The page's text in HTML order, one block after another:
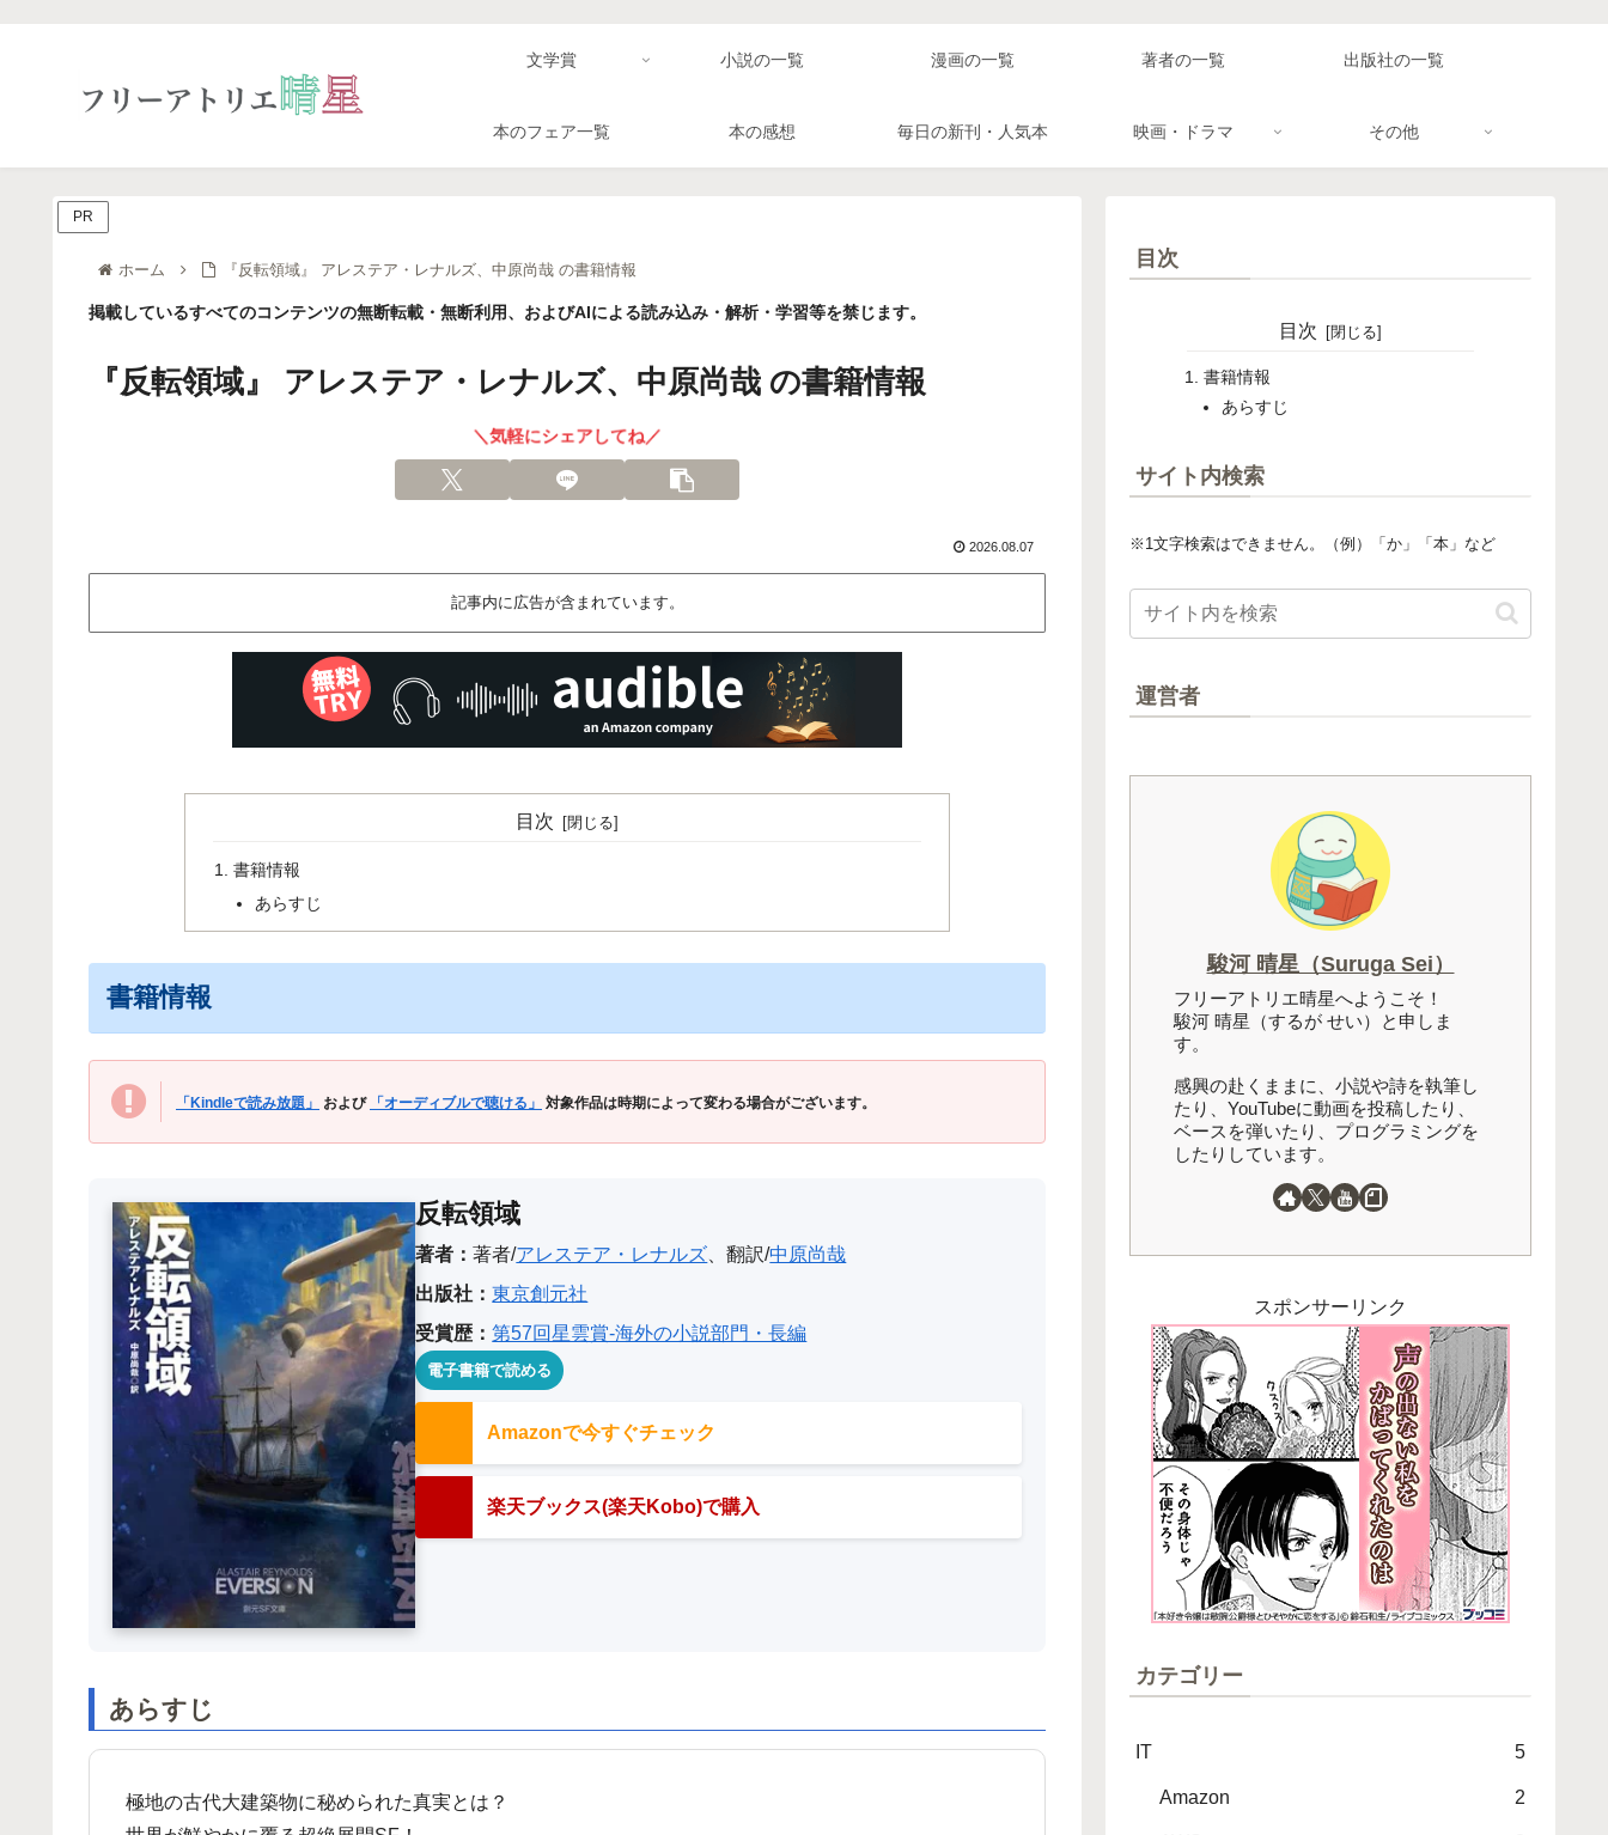
文学賞 小説の一覧 漫画の一覧 著者の一覧 出版社の一覧
本のフェア一覧 本の感想 毎日の新刊・人気本 映画・ドラマ その他
ホーム 『反転領域』 アレステア・レナルズ、中原尚哉 の書籍情報
掲載しているすべてのコンテンツの無断転載・無断利用、およびAIによる読み込み・解析・学習等を禁じます。
『反転領域』 アレステア・レナルズ、中原尚哉 の書籍情報
＼気軽にシェアしてね／
2026.08.07
記事内に広告が含まれています。
PR
目次
書籍情報
あらすじ
書籍情報
「Kindleで読み放題」 および 「オーディブルで聴ける」 対象作品は時期によって変わる場合がございます。
反転領域
著者：著者/アレステア・レナルズ 、翻訳/中原尚哉
出版社：東京創元社
受賞歴：第57回星雲賞-海外の小説部門・長編
電子書籍で読める
Amazonで今すぐチェック
楽天ブックス(楽天Kobo)で購入
あらすじ
極地の古代大建築物に秘められた真実とは？
目次
目次
書籍情報
あらすじ
サイト内検索
※1文字検索はできません。（例）「か」「本」など
運営者
駿河 晴星（Suruga Sei）
フリーアトリエ晴星へようこそ！
駿河 晴星（するが せい）と申しま
す。
感興の赴くままに、小説や詩を執筆し
たり、YouTubeに動画を投稿したり、
ベースを弾いたり、プログラミングを
したりしています。
スポンサーリンク
カテゴリー
IT 5
Amazon 2